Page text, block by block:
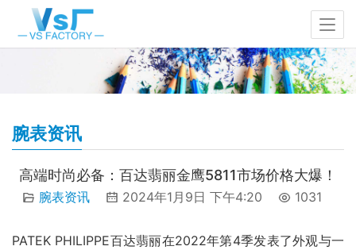
腕表资讯
高端时尚必备：百达翡丽金鹰5811市场价格大爆！
腕表资讯 2024年1月9日 下午4:20 1031
PATEK PHILIPPE百达翡丽在2022年第4季发表了外观与一